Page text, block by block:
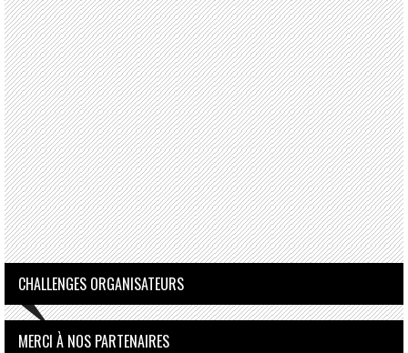
CHALLENGES ORGANISATEURS
MERCI À NOS PARTENAIRES